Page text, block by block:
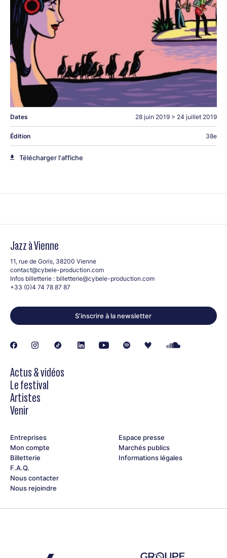
Dates 28 juin 2019 > 24 juillet 2019
Édition 38e
Télécharger l'affiche
Jazz à Vienne
11, rue de Goris, 38200 Vienne
contact@cybele-production.com
Infos billetterie : billetterie@cybele-production.com
+33 (0)4 74 78 87 87
S’inscrire à la newsletter
Actus & vidéos
Le festival
Artistes
Venir
Entreprises
Mon compte
Billetterie
F.A.Q.
Nous contacter
Nous rejoindre
Espace presse
Marchés publics
Informations légales